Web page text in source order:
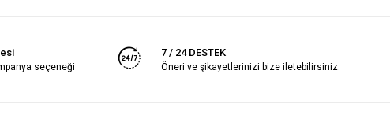
seçeneği
7 / 24 DESTEK
Öneri ve şikayetlerinizi bize iletebilirsiniz.